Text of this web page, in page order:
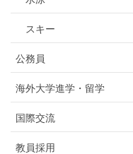
スキー
公務員
海外大学進学・留学
国際交流
教員採用